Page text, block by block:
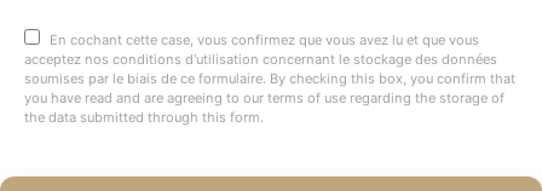
En cochant cette case, vous confirmez que vous avez lu et que vous
acceptez nos conditions d'utilisation concernant le stockage des données
soumises par le biais de ce formulaire. By checking this box, you confirm that
you have read and are agreeing to our terms of use regarding the storage of
the data submitted through this form.